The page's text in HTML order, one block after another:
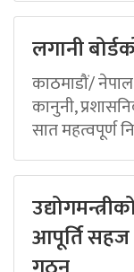
लगानी
काठमाडौं/
कानुनी,
सात महत्वपूर्ण
आपूर्ति सहज